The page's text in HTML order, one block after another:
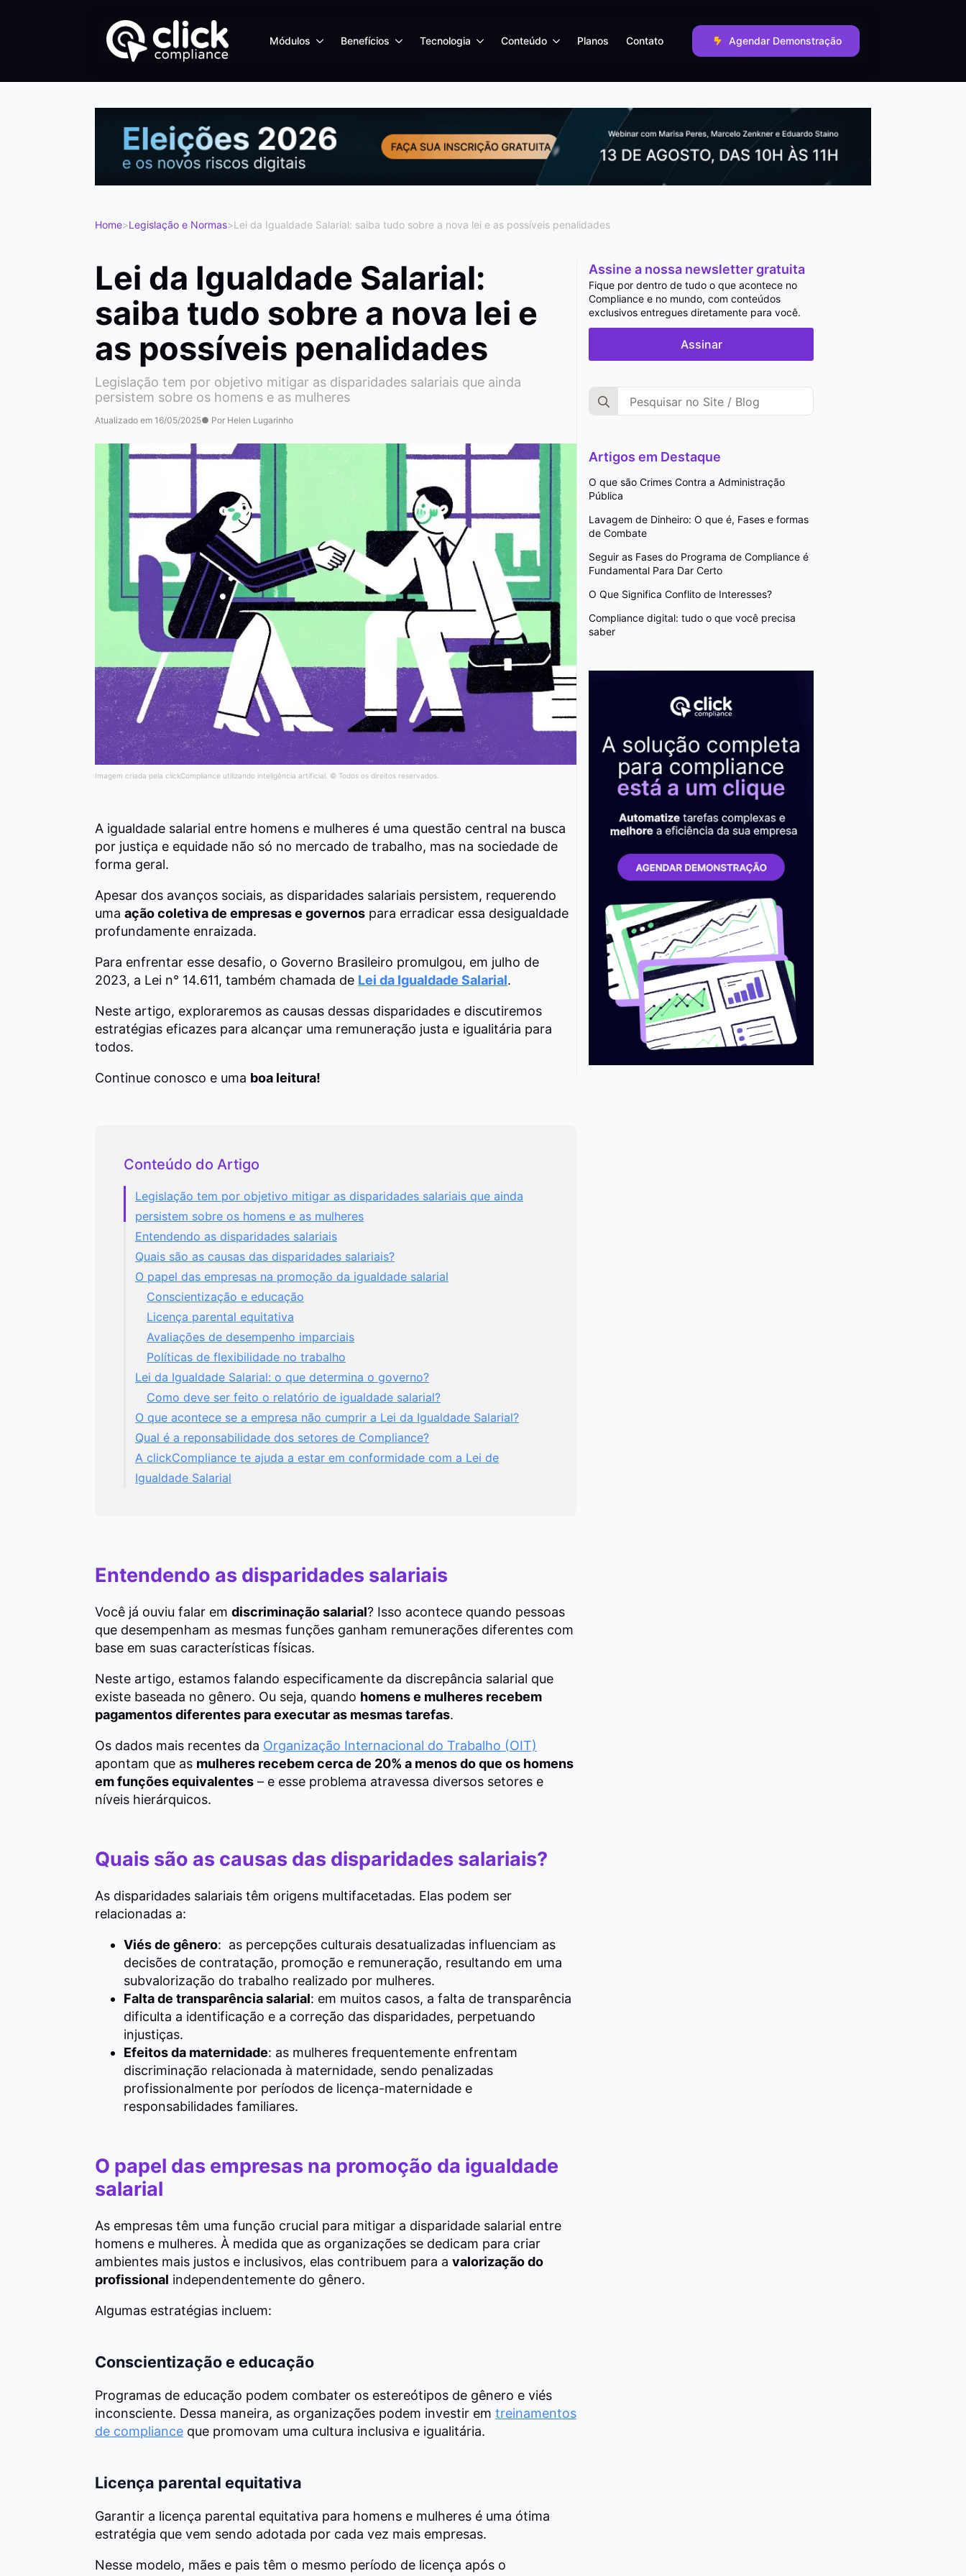
Módulos Benefícios Tecnologia Conteúdo Planos Contato Agendar Demonstração
Home>Legislação e Normas>Lei da Igualdade Salarial: saiba tudo sobre a nova lei e as possíveis penalidades
Lei da Igualdade Salarial:
saiba tudo sobre a nova lei e
as possíveis penalidades
Legislação tem por objetivo mitigar as disparidades salariais que ainda
persistem sobre os homens e as mulheres
Atualizado em 16/05/2025● Por Helen Lugarinho
Imagem criada pela clickCompliance utilizando inteligência artificial. © Todos os direitos reservados.
A igualdade salarial entre homens e mulheres é uma questão central na busca
por justiça e equidade não só no mercado de trabalho, mas na sociedade de
forma geral.
Apesar dos avanços sociais, as disparidades salariais persistem, requerendo
uma ação coletiva de empresas e governos para erradicar essa desigualdade
profundamente enraizada.
Para enfrentar esse desafio, o Governo Brasileiro promulgou, em julho de
2023, a Lei n° 14.611, também chamada de Lei da Igualdade Salarial.
Neste artigo, exploraremos as causas dessas disparidades e discutiremos
estratégias eficazes para alcançar uma remuneração justa e igualitária para
todos.
Continue conosco e uma boa leitura!
Conteúdo do Artigo
Legislação tem por objetivo mitigar as disparidades salariais que ainda
persistem sobre os homens e as mulheres
Entendendo as disparidades salariais
Quais são as causas das disparidades salariais?
O papel das empresas na promoção da igualdade salarial
Conscientização e educação
Licença parental equitativa
Avaliações de desempenho imparciais
Políticas de flexibilidade no trabalho
Lei da Igualdade Salarial: o que determina o governo?
Como deve ser feito o relatório de igualdade salarial?
O que acontece se a empresa não cumprir a Lei da Igualdade Salarial?
Qual é a reponsabilidade dos setores de Compliance?
A clickCompliance te ajuda a estar em conformidade com a Lei de
Igualdade Salarial
Entendendo as disparidades salariais
Você já ouviu falar em discriminação salarial? Isso acontece quando pessoas
que desempenham as mesmas funções ganham remunerações diferentes com
base em suas características físicas.
Neste artigo, estamos falando especificamente da discrepância salarial que
existe baseada no gênero. Ou seja, quando homens e mulheres recebem
pagamentos diferentes para executar as mesmas tarefas.
Os dados mais recentes da Organização Internacional do Trabalho (OIT)
apontam que as mulheres recebem cerca de 20% a menos do que os homens
em funções equivalentes – e esse problema atravessa diversos setores e
níveis hierárquicos.
Quais são as causas das disparidades salariais?
As disparidades salariais têm origens multifacetadas. Elas podem ser
relacionadas a:
Viés de gênero: as percepções culturais desatualizadas influenciam as
decisões de contratação, promoção e remuneração, resultando em uma
subvalorização do trabalho realizado por mulheres.
Falta de transparência salarial: em muitos casos, a falta de transparência
dificulta a identificação e a correção das disparidades, perpetuando
injustiças.
Efeitos da maternidade: as mulheres frequentemente enfrentam
discriminação relacionada à maternidade, sendo penalizadas
profissionalmente por períodos de licença-maternidade e
responsabilidades familiares.
O papel das empresas na promoção da igualdade
salarial
As empresas têm uma função crucial para mitigar a disparidade salarial entre
homens e mulheres. À medida que as organizações se dedicam para criar
ambientes mais justos e inclusivos, elas contribuem para a valorização do
profissional independentemente do gênero.
Algumas estratégias incluem:
Conscientização e educação
Programas de educação podem combater os estereótipos de gênero e viés
inconsciente. Dessa maneira, as organizações podem investir em treinamentos
de compliance que promovam uma cultura inclusiva e igualitária.
Licença parental equitativa
Garantir a licença parental equitativa para homens e mulheres é uma ótima
estratégia que vem sendo adotada por cada vez mais empresas.
Nesse modelo, mães e pais têm o mesmo período de licença após o
Assine a nossa newsletter gratuita
Fique por dentro de tudo o que acontece no
Compliance e no mundo, com conteúdos
exclusivos entregues diretamente para você.
Assinar
Search
for:
Artigos em Destaque
O que são Crimes Contra a Administração
Pública
Lavagem de Dinheiro: O que é, Fases e formas
de Combate
Seguir as Fases do Programa de Compliance é
Fundamental Para Dar Certo
O Que Significa Conflito de Interesses?
Compliance digital: tudo o que você precisa
saber